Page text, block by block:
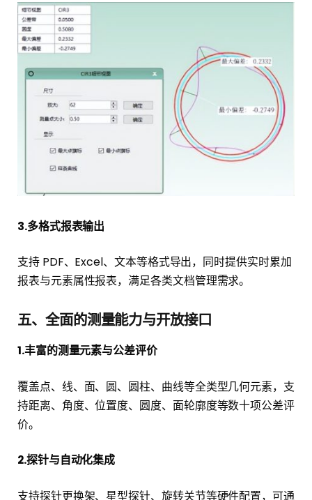
3.多格式报表输出
支持 PDF、Excel、文本等格式导出，同时提供实时累加
报表与元素属性报表，满足各类文档管理需求。
五、全面的测量能力与开放接口
1.丰富的测量元素与公差评价
覆盖点、线、面、圆、圆柱、曲线等全类型几何元素，支
持距离、角度、位置度、圆度、面轮廓度等数十项公差评
价。
2.探针与自动化集成
支持探针更换架、星型探针、旋转关节等硬件配置，可通